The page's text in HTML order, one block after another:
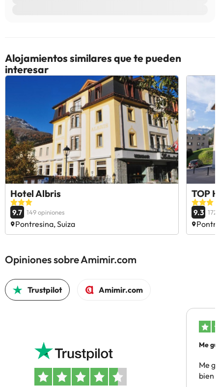
Alojamientos similares que te pueden
interesar
Hotel Albris
9.7 149 opiniones
Pontresina, Suiza
TOP
9.3 172
Opiniones sobre Amimir.com
Trustpilot Amimir.com
Me
Me
bien